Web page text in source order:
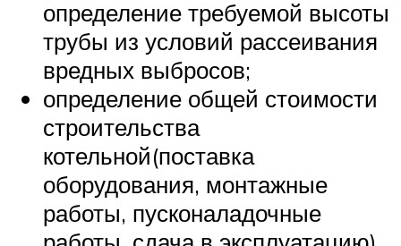
определение требуемой высоты
трубы из условий рассеивания
вредных выбросов;
определение общей стоимости
строительства
котельной(поставка
оборудования, монтажные
работы, пусконаладочные